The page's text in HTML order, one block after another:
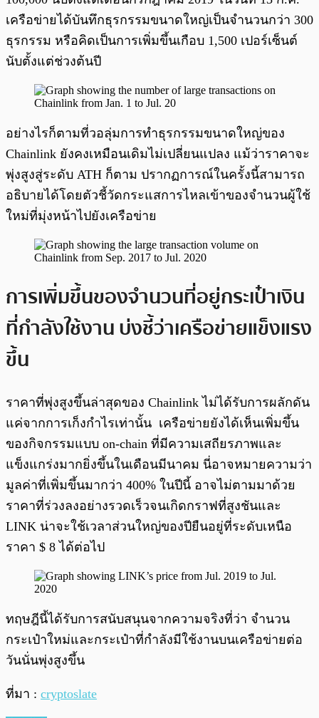
เครือข่ายได้บันทึกธุรกรรมขนาดใหญ่เป็นจำนวนกว่า 300
ธุรกรรม หรือคิดเป็นการเพิ่มขึ้นเกือบ 1,500 เปอร์เซ็นต์
นับตั้งแต่ช่วงต้นปี
อย่างไรก็ตามที่วอลุ่มการทำธุรกรรมขนาดใหญ่ของ
Chainlink ยังคงเหมือนเดิมไม่เปลี่ยนแปลง แม้ว่าราคาจะ
พุ่งสูงสู่ระดับ ATH ก็ตาม ปรากฏการณ์ในครั้งนี้สามารถ
อธิบายได้โดยตัวชี้วัดกระแสการไหลเข้าของจำนวนผู้ใช้
ใหม่ที่มุ่งหน้าไปยังเครือข่าย
การเพิ่มขึ้นของจำนวนที่อยู่กระเป๋าเงิน
ที่กำลังใช้งาน บ่งชี้ว่าเครือข่ายแข็งแรง
ขึ้น
ราคาที่พุ่งสูงขึ้นล่าสุดของ Chainlink ไม่ได้รับการผลักดัน
แค่จากการเก็งกำไรเท่านั้น เครือข่ายยังได้เห็นเพิ่มขึ้น
ของกิจกรรมแบบ on-chain ที่มีความเสถียรภาพและ
แข็งแกร่งมากยิ่งขึ้นในเดือนมีนาคม นี่อาจหมายความว่า
มูลค่าที่เพิ่มขึ้นมากว่า 400% ในปีนี้ อาจไม่ตามมาด้วย
ราคาที่ร่วงลงอย่างรวดเร็วจนเกิดกราฟที่สูงชันและ
LINK น่าจะใช้เวลาส่วนใหญ่ของปียืนอยู่ที่ระดับเหนือ
ราคา $ 8 ได้ต่อไป
ทฤษฎีนี้ได้รับการสนับสนุนจากความจริงที่ว่า จำนวน
กระเป๋าใหม่และกระเป๋าที่กำลังมีใช้งานบนเครือข่ายต่อ
วันนั่นพุ่งสูงขึ้น
ที่มา : cryptoslate